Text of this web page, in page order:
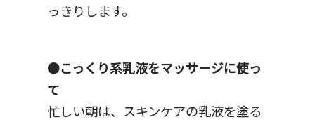
っきりします。
●こっくり系乳液をマッサージに使っ
て
忙しい朝は、スキンケアの乳液を塗る